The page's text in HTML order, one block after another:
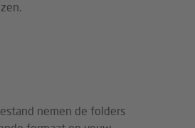
nemen de folders